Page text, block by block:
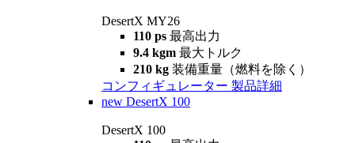
DesertX MY26
110 ps 最高出力
9.4 kgm 最大トルク
210 kg 装備重量（燃料を除く）
コンフィギュレーター 製品詳細
new DesertX 100
DesertX 100